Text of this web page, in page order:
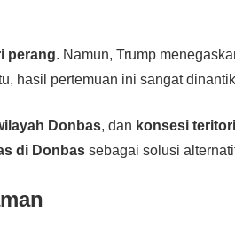
perang. Namun, Trump
hasil pertemuan ini sangat
Donbas, dan konsesi
di Donbas sebagai solusi